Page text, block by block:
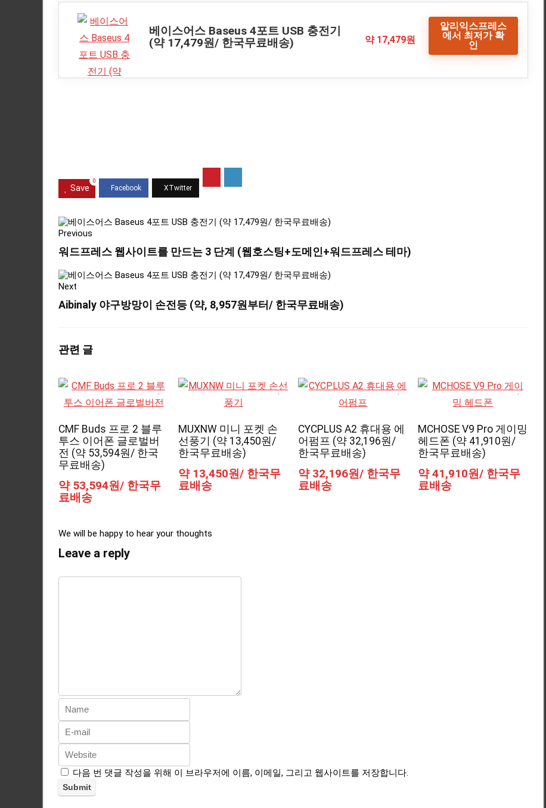
베이스어스 Baseus 4포트 USB 충전기
(약 17,479원/ 한국무료배송)
약 17,479원
알리익스프레스
에서 최저가 확
인
Save
0
Previous
워드프레스 웹사이트를 만드는 3 단계 (웹호스팅+도메인+워드프레스 테마)
Next
Aibinaly 야구방망이 손전등 (약, 8,957원부터/ 한국무료배송)
관련 글
CMF Buds 프로 2 블루
투스 이어폰 글로벌버
전 (약 53,594원/ 한국
무료배송)
약 53,594원/ 한국무
료배송
MUXNW 미니 포켓 손
선풍기 (약 13,450원/
한국무료배송)
약 13,450원/ 한국무
료배송
CYCPLUS A2 휴대용 에
어펌프 (약 32,196원/
한국무료배송)
약 32,196원/ 한국무
료배송
MCHOSE V9 Pro 게이밍
헤드폰 (약 41,910원/
한국무료배송)
약 41,910원/ 한국무
료배송
We will be happy to hear your thoughts
Leave a reply
다음 번 댓글 작성을 위해 이 브라우저에 이름, 이메일, 그리고 웹사이트를 저장합니다.